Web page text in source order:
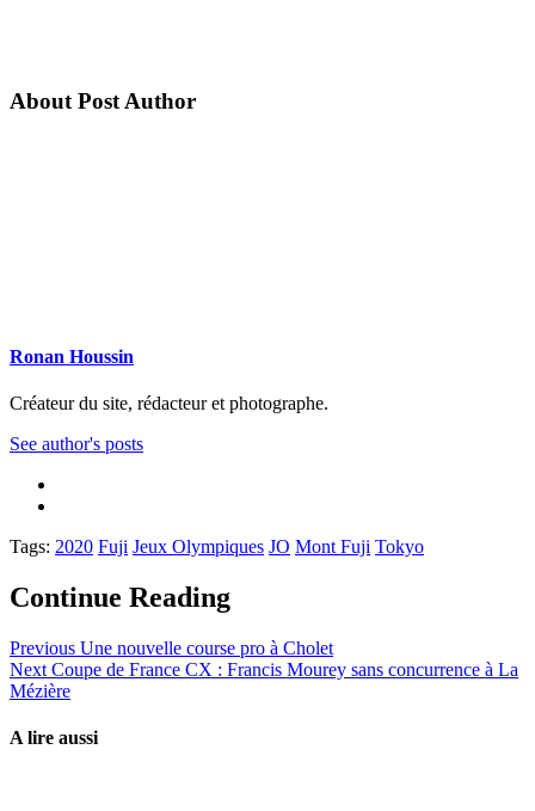
About Post Author
Ronan Houssin
Créateur du site, rédacteur et photographe.
See author's posts
Tags: 2020 Fuji Jeux Olympiques JO Mont Fuji Tokyo
Continue Reading
Previous Une nouvelle course pro à Cholet
Next Coupe de France CX : Francis Mourey sans concurrence à La
Mézière
A lire aussi